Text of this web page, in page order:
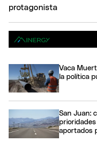
Vaca
la política
San Juan:
aportados